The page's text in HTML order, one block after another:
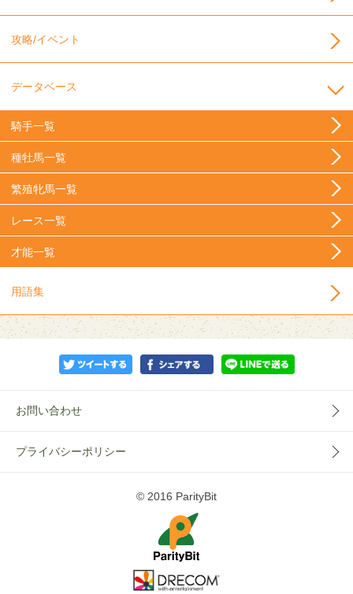
攻略/イベント
データベース
騎手一覧
種牡馬一覧
繁殖牝馬一覧
レース一覧
才能一覧
用語集
お問い合わせ
プライバシーポリシー
© 2016 ParityBit